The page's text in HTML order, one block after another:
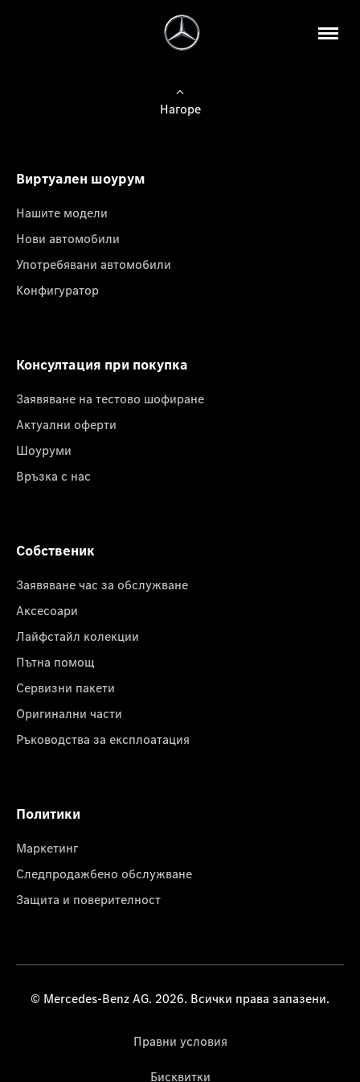
Нагоре
Виртуален шоурум
Нашите модели
Нови автомобили
Употребявани автомобили
Конфигуратор
Консултация при покупка
Заявяване на тестово шофиране
Актуални оферти
Шоуруми
Връзка с нас
Собственик
Заявяване час за обслужване
Аксесоари
Лайфстайл колекции
Пътна помощ
Сервизни пакети
Оригинални части
Ръководства за експлоатация
Политики
Маркетинг
Следпродажбено обслужване
Защита и поверителност
© Mercedes-Benz AG. 2026. Всички права запазени.
Правни условия
Бисквитки